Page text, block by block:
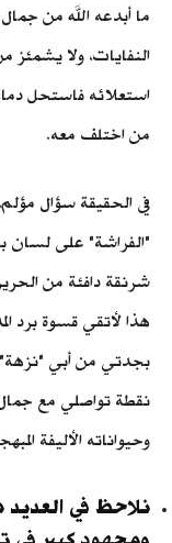
ما أبدعه الله من
النفايات، ولا يشمئز
استعلائه فاستحل
من اختلف معه.
في الحقيقة سؤال
"الفراشة" على لسان
شرنقة دافئة من
هذا لأتقي قسوة برد
بجدتي من أبي "نزهة"
نقطة تواصلي مع جمال
وحيواناته الأليفة
نلاحظ في